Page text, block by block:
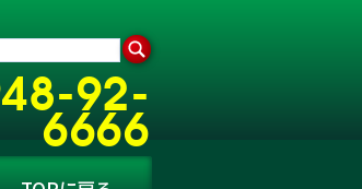
92-
6666